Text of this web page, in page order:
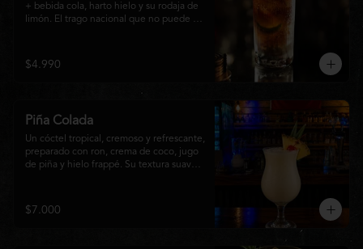
+ bebida cola, harto hielo y su rodaja de
limón. El trago nacional que no puede
$4.990
Piña Colada
Un cóctel tropical, cremoso y refrescante,
preparado con ron, crema de coco, jugo
de piña y hielo frappé. Su textura suave y
disfrutar de un momento de relajo o
acompañar la experiencia gastronómica
$7.000